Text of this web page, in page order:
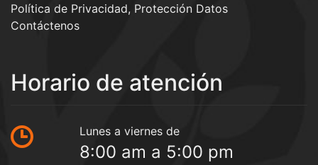
Política de Privacidad, Protección Datos
Contáctenos
Horario de atención
Lunes a viernes de
8:00 am a 5:00 pm